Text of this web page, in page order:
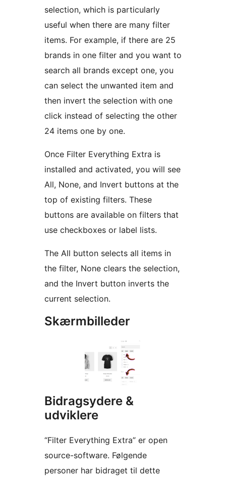
selection, which is particularly
useful when there are many filter
items. For example, if there are 25
brands in one filter and you want to
search all brands except one, you
can select the unwanted item and
then invert the selection with one
click instead of selecting the other
24 items one by one.
Once Filter Everything Extra is
installed and activated, you will see
All, None, and Invert buttons at the
top of existing filters. These
buttons are available on filters that
use checkboxes or label lists.
The All button selects all items in
the filter, None clears the selection,
and the Invert button inverts the
current selection.
Skærmbilleder
Bidragsydere &
udviklere
“Filter Everything Extra” er open
source-software. Følgende
personer har bidraget til dette